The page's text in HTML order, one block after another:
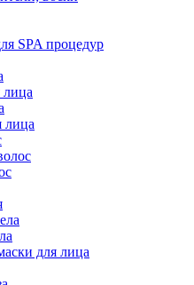
SPA процедур
лица
лица
для лица